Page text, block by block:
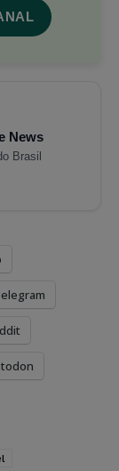
News
Brasil